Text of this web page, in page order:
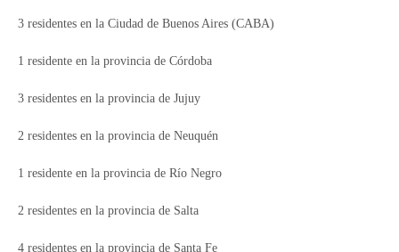
3 residentes en la Ciudad de Buenos Aires (CABA)
1 residente en la provincia de Córdoba
3 residentes en la provincia de Jujuy
2 residentes en la provincia de Neuquén
1 residente en la provincia de Río Negro
2 residentes en la provincia de Salta
4 residentes en la provincia de Santa Fe